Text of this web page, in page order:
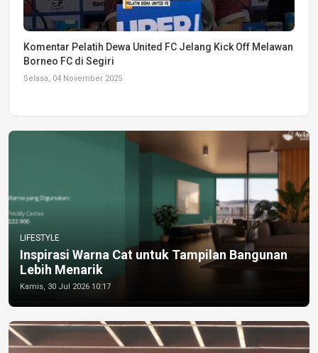
Komentar Pelatih Dewa United FC Jelang Kick Off Melawan
Borneo FC di Segiri
Selasa, 04 November 2025
LIFESTYLE
Inspirasi Warna Cat untuk Tampilan Bangunan
Lebih Menarik
Kamis, 30 Jul 2026 10:17